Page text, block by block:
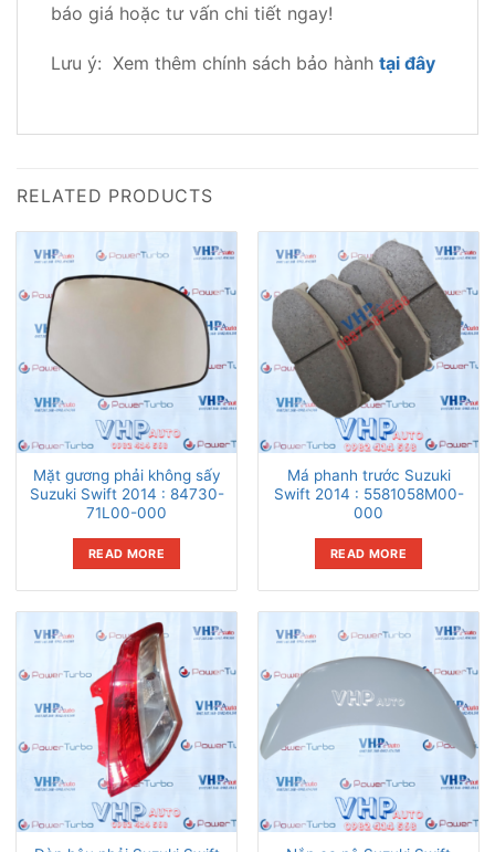
báo giá hoặc tư vấn chi tiết ngay!
Lưu ý: Xem thêm chính sách bảo hành tại đây
RELATED PRODUCTS
Mặt gương phải không sấy
Suzuki Swift 2014 : 84730-
71L00-000
READ MORE
Má phanh trước Suzuki
Swift 2014 : 5581058M00-
000
READ MORE